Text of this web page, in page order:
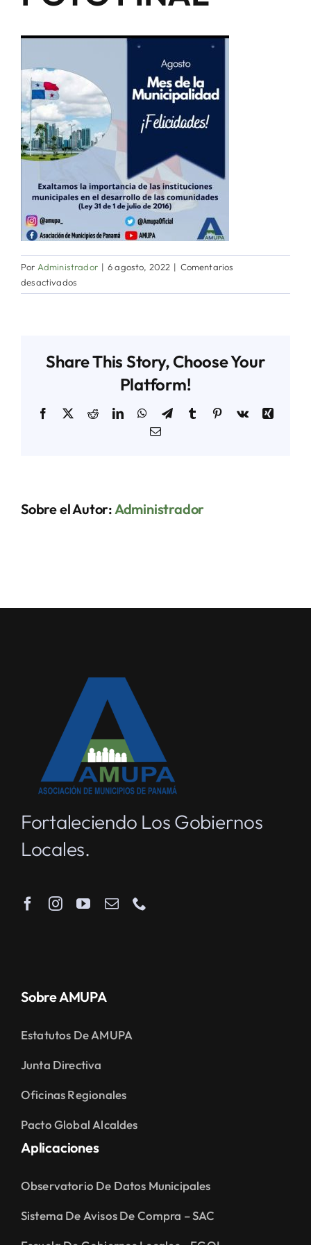
Directorio de Autoridades
Últimas Noticias
Aplicaciones
Por Administrador | 6 agosto, 2022 | Comentarios
desactivados
FOTO
Share This Story, Choose Your
Platform!
Facebook
X RedditLinkedInWhatsApp
TelegramTumblr Pinterest
Vk
Xing
Correo
Sobre el Autor: Administrador
Fortaleciendo Los Gobiernos
Locales.
Sobre AMUPA
Estatutos De AMUPA
Junta Directiva
Oficinas Regionales
Pacto Global Alcaldes
Aplicaciones
Observatorio De Datos Municipales
Sistema De Avisos De Compra – SAC